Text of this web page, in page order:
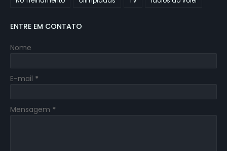
ENTRE EM CONTATO
Nome
E-mail *
Mensagem *